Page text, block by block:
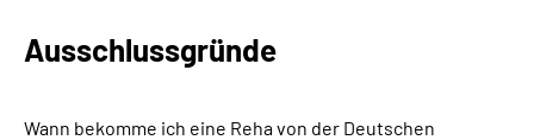
Ausschlussgründe
Wann bekomme ich eine Reha von der Deutschen